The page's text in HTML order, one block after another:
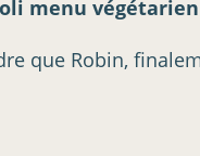
menu
que Robin,